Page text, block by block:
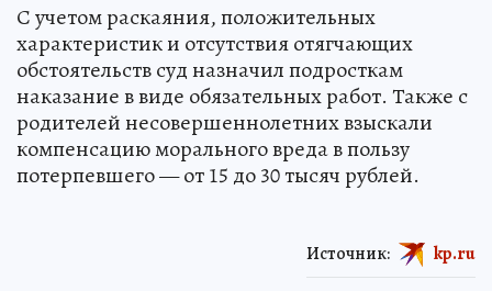
С учетом раскаяния, положительных
характеристик и отсутствия отягчающих
обстоятельств суд назначил подросткам
наказание в виде обязательных работ. Также с
родителей несовершеннолетних взыскали
компенсацию морального вреда в пользу
потерпевшего — от 15 до 30 тысяч рублей.
Источник: kp.ru